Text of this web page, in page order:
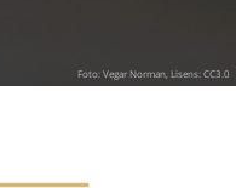
Foto: Vegar Norman, Lisens: CC3.0